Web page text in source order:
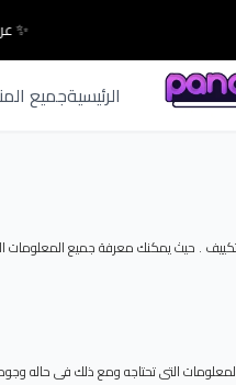
✨
الرئيسيةجميع
. حيث يمكنك معرفة جميع المعلومات
التى تحتاجه ومع ذلك فى حاله